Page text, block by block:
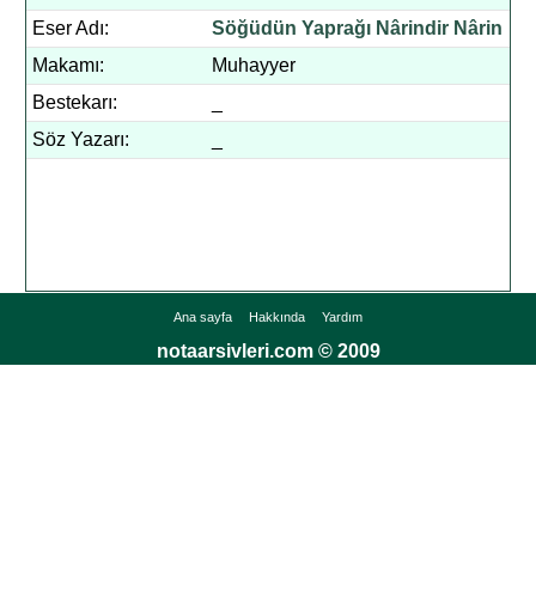
Eser Adı:
Söğüdün Yaprağı Nârindir Nârin
Makamı:
Muhayyer
Bestekarı:
Söz Yazarı:
Ana sayfa Hakkında Yardım
notaarsivleri.com © 2009